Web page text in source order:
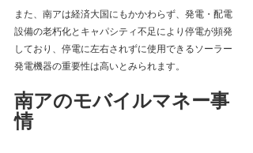
また、南アは経済大国にもかかわらず、発電・配電
設備の老朽化とキャパシティ不足により停電が頻発
しており、停電に左右されずに使用できるソーラー
発電機器の重要性は高いとみられます。
南アのモバイルマネー事
情